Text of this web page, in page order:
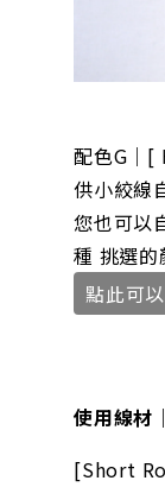
配色G｜[
供小絞線
您也可以
種 挑選的
點此可
使用線材｜
[Short